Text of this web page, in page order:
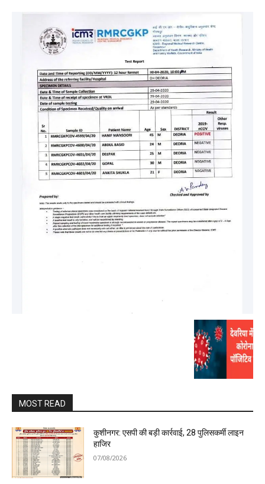
MOST READ
कुशीनगर: एसपी की बड़ी कार्रवाई, 28 पुलिसकर्मी लाइन
हाजिर
07/08/2026